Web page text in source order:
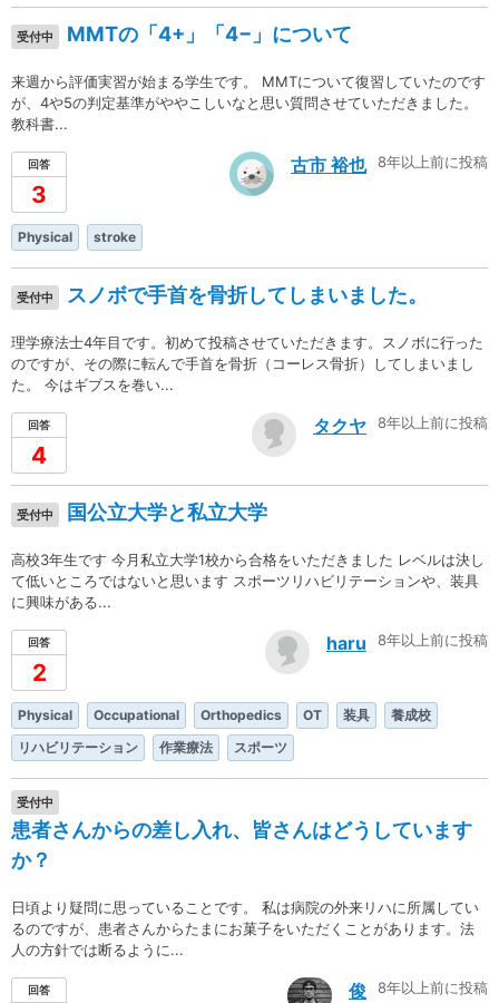
受付中 MMTの「4+」「4−」について
来週から評価実習が始まる学生です。 MMTについて復習していたのです
が、4や5の判定基準がややこしいなと思い質問させていただきました。
教科書...
回答
3
8年以上前に投稿
古市 裕也
Physical stroke
受付中 スノボで手首を骨折してしまいました。
理学療法士4年目です。初めて投稿させていただきます。スノボに行った
のですが、その際に転んで手首を骨折（コーレス骨折）してしまいまし
た。 今はギブスを巻い...
回答
4
8年以上前に投稿
タクヤ
受付中 国公立大学と私立大学
高校3年生です 今月私立大学1校から合格をいただきました レベルは決し
て低いところではないと思います スポーツリハビリテーションや、装具
に興味がある...
回答
2
8年以上前に投稿
haru
Physical Occupational Orthopedics OT 装具
養成校
リハビリテーション
作業療法 スポーツ
受付中
患者さんからの差し入れ、皆さんはどうしています
か？
日頃より疑問に思っていることです。 私は病院の外来リハに所属してい
るのですが、患者さんからたまにお菓子をいただくことがあります。法
人の方針では断るように...
回答 8年以上前に投稿
俊